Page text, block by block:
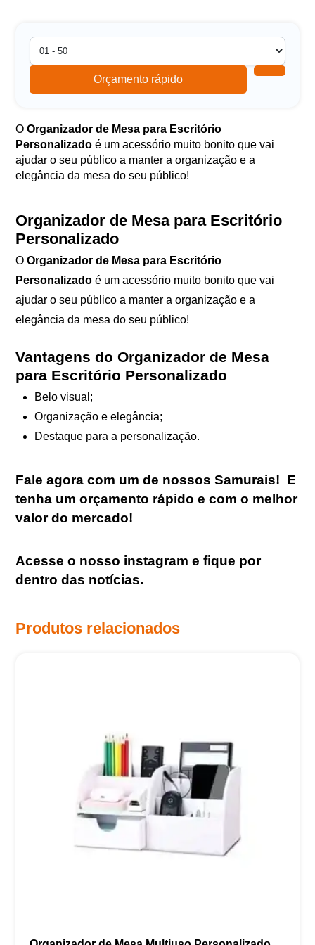
Orçamento rápido
OOrganizador de Mesa para Escritório
Personalizado é um acessório muito bonito que vai
ajudar o seu público a manter a organização e a
elegância da mesa do seu público!
Organizador de Mesa para Escritório
Personalizado
OOrganizador de Mesa para Escritório
Personalizado é um acessório muito bonito que vai
ajudar o seu público a manter a organização e a
elegância da mesa do seu público!
Vantagens do Organizador de Mesa
para Escritório Personalizado
Belo visual;
Organização e elegância;
Destaque para a personalização.
Fale agora com um de nossos Samurais! E
tenha um orçamento rápido e com o melhor
valor do mercado!
Acesse o nosso instagram e fique por
dentro das notícias.
Produtos relacionados